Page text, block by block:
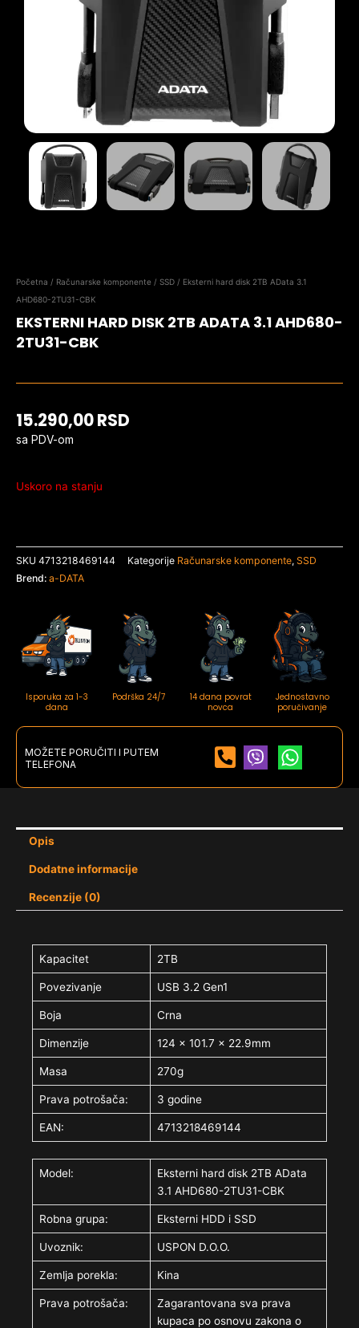
Početna / Računarske komponente / SSD / Eksterni hard disk 2TB AData 3.1
AHD680-2TU31-CBK
EKSTERNI HARD DISK 2TB ADATA 3.1 AHD680-
2TU31-CBK
15.290,00RSD
sa PDV-om
Uskoro na stanju
SKU 4713218469144 Kategorije Računarske komponente, SSD
Brend: a-DATA
Isporuka za 1-3
dana
Podrška 24/7
14 dana povrat
novca
Jednostavno
poručivanje
MOŽETE PORUČITI I PUTEM
TELEFONA
Opis
Dodatne informacije
Recenzije (0)
Kapacitet 2TB
Povezivanje USB 3.2 Gen1
Boja Crna
Dimenzije 124 x 101.7 x 22.9mm
Masa 270g
Prava potrošača: 3 godine
EAN: 4713218469144
Model:
Eksterni hard disk 2TB AData
3.1 AHD680-2TU31-CBK
Robna grupa: Eksterni HDD i SSD
Uvoznik: USPON D.O.O.
Zemlja porekla: Kina
Prava potrošača:
Zagarantovana sva prava
kupaca po osnovu zakona o